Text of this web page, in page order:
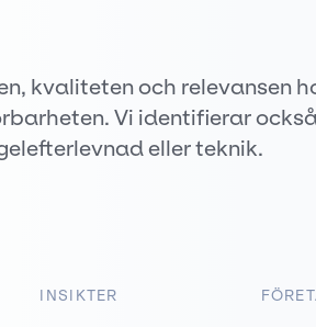
kvaliteten och relevansen
Vi identifierar
eller teknik.
INSIKTER